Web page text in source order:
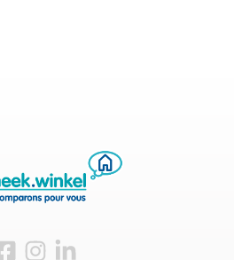
Visitez-nous sur Facebook
Visitez-nous sur Instagram
Visitez-nous sur LinkedIn